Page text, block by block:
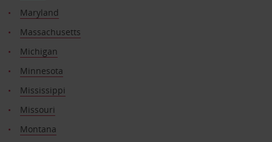
Maryland
Massachusetts
Michigan
Minnesota
Mississippi
Missouri
Montana